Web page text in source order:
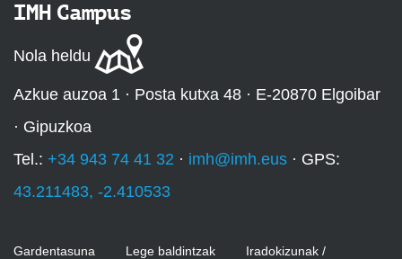
IMH Campus
Nola heldu
Azkue auzoa 1 · Posta kutxa 48 · E-20870 Elgoibar
· Gipuzkoa
Tel.: +34 943 74 41 32 · imh@imh.eus · GPS:
43.211483, -2.410533
Gardentasuna Lege baldintzak Iradokizunak /